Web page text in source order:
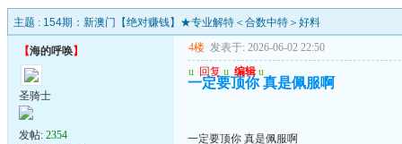
主题 : 154期：新澳门【绝对赚钱】★专业解特＜合数中特＞好料
【海的呼唤】
圣骑士
发帖: 2354
4楼 发表于: 2026-06-02 22:50
u 回复 u 编辑 u
一定要顶你 真是佩服啊
一定要顶你 真是佩服啊